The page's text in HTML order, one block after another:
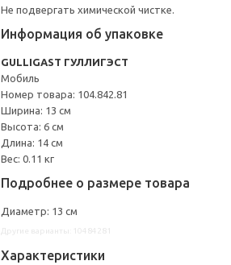
Не подвергать химической чистке.
Информация об упаковке
GULLIGAST ГУЛЛИГЭСТ
Мобиль
Номер товара: 104.842.81
Ширина: 13 см
Высота: 6 см
Длина: 14 см
Вес: 0.11 кг
Подробнее о размере товара
Диаметр: 13 см
Характеристики